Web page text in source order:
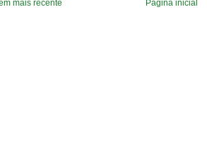
mais recente Página inicial